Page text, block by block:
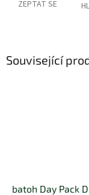
ZEPTAT SE
Související
batoh Day Pack